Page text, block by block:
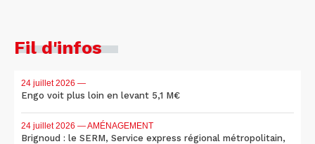
Fil d'infos
24 juillet 2026 —
Engo voit plus loin en levant 5,1 M€
24 juillet 2026 — AMÉNAGEMENT
Brignoud : le SERM, Service express régional métropolitain,